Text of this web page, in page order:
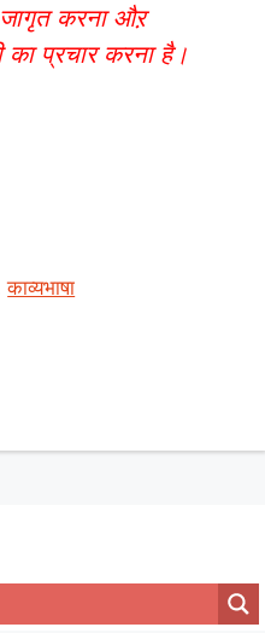
जागृत करना औऱ
का प्रचार करना है।
काव्यभाषा